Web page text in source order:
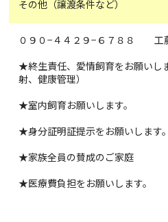
その他（譲渡条件など）
０９０−４４２９−６７８８ 工
★終生責任、愛情飼育をお願いし
射、健康管理）
★室内飼育お願いします。
★身分証明証提示をお願いします。
★家族全員の賛成のご家庭
★医療費負担をお願いします。